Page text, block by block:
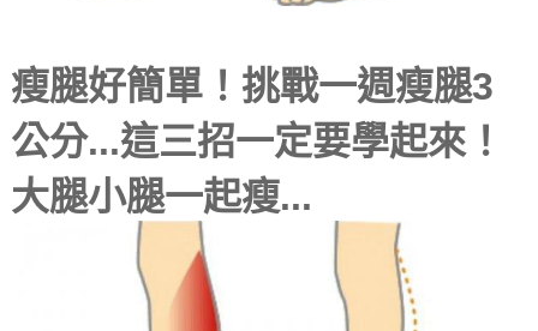
瘦腿好簡單！挑戰一週瘦腿3
公分...這三招一定要學起來！
大腿小腿一起瘦...